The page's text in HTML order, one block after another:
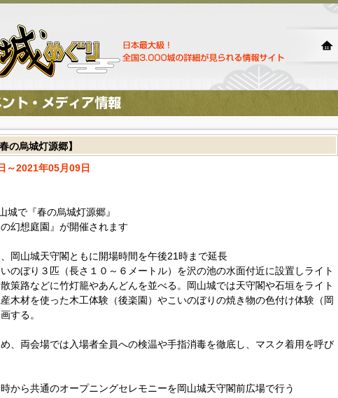
の烏城灯源郷】
～2021年05月09日
城で『春の烏城灯源郷』
幻想庭園』が開催されます
岡山城天守閣ともに開場時間を午後21時まで延長
のぼり３匹（長さ１０～６メートル）を沢の池の水面付近に設置しライト
策路などに竹灯籠やあんどんを並べる。岡山城では天守閣や石垣をライト
木材を使った木工体験（後楽園）やこいのぼりの焼き物の色付け体験（岡
する。
、両会場では入場者全員への検温や手指消毒を徹底し、マスク着用を呼び
から共通のオープニングセレモニーを岡山城天守閣前広場で行う